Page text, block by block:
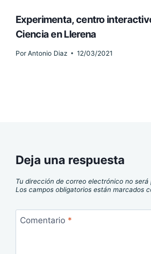
Experimenta, centro
Ciencia en Llerena
PorAntonio Diaz 12/03/2021
Deja una respuesta
Tu dirección de correo electrónico no será
Los campos obligatorios están marcados
Comentario *